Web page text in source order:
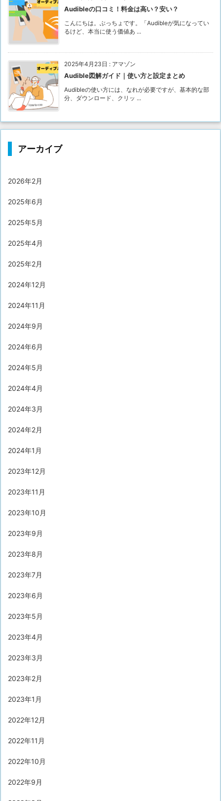
Audibleの口コミ！料金は高い？安い？
こんにちは。ぶっちょです。「Audibleが気になってい
るけど、本当に使う価値あ ...
2025年4月23日 : アマゾン
Audible図解ガイド｜使い方と設定まとめ
Audibleの使い方には、なれが必要ですが、基本的な部
分、ダウンロード、クリッ ...
アーカイブ
2026年2月
2025年6月
2025年5月
2025年4月
2025年2月
2024年12月
2024年11月
2024年9月
2024年6月
2024年5月
2024年4月
2024年3月
2024年2月
2024年1月
2023年12月
2023年11月
2023年10月
2023年9月
2023年8月
2023年7月
2023年6月
2023年5月
2023年4月
2023年3月
2023年2月
2023年1月
2022年12月
2022年11月
2022年10月
2022年9月